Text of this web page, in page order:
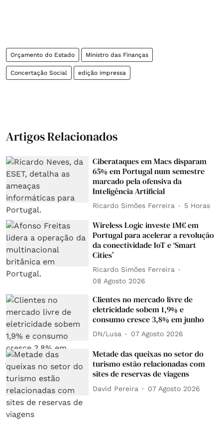
Orçamento do Estado Ministro das Finanças
Concertação Social edição impressa
Artigos Relacionados
Ciberataques em Macs disparam
65% em Portugal num semestre
marcado pela ofensiva da
Inteligência Artificial
Ricardo Simões Ferreira 5 Horas
Wireless Logic investe 1M€ em
Portugal para acelerar a revolução
da conectividade IoT e ‘Smart
Cities’
Ricardo Simões Ferreira
08 Agosto 2026
Clientes no mercado livre de
eletricidade sobem 1,9% e
consumo cresce 3,8% em junho
DN/Lusa 07 Agosto 2026
Metade das queixas no setor do
turismo estão relacionadas com
sites de reservas de viagens
David Pereira 07 Agosto 2026